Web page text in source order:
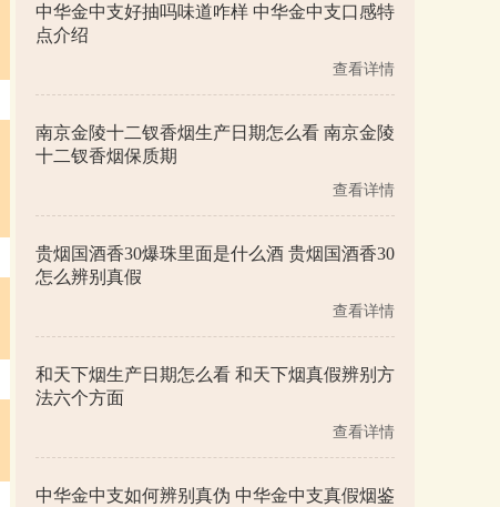
中华金中支好抽吗味道咋样 中华金中支口感特
点介绍
查看详情
南京金陵十二钗香烟生产日期怎么看 南京金陵
十二钗香烟保质期
查看详情
贵烟国酒香30爆珠里面是什么酒 贵烟国酒香30
怎么辨别真假
查看详情
和天下烟生产日期怎么看 和天下烟真假辨别方
法六个方面
查看详情
中华金中支如何辨别真伪 中华金中支真假烟鉴